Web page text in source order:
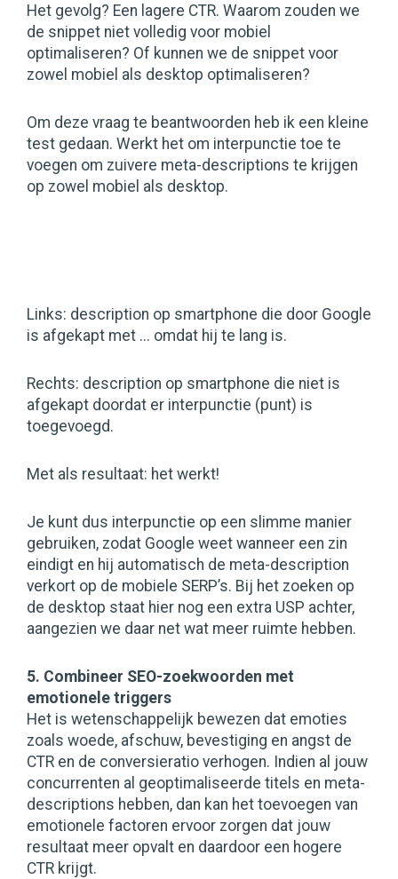
Het gevolg? Een lagere CTR. Waarom zouden we
de snippet niet volledig voor mobiel
optimaliseren? Of kunnen we de snippet voor
zowel mobiel als desktop optimaliseren?
Om deze vraag te beantwoorden heb ik een kleine
test gedaan. Werkt het om interpunctie toe te
voegen om zuivere meta-descriptions te krijgen
op zowel mobiel als desktop.
Links: description op smartphone die door Google
is afgekapt met ... omdat hij te lang is.
Rechts: description op smartphone die niet is
afgekapt doordat er interpunctie (punt) is
toegevoegd.
Met als resultaat: het werkt!
Je kunt dus interpunctie op een slimme manier
gebruiken, zodat Google weet wanneer een zin
eindigt en hij automatisch de meta-description
verkort op de mobiele SERP’s. Bij het zoeken op
de desktop staat hier nog een extra USP achter,
aangezien we daar net wat meer ruimte hebben.
5. Combineer SEO-zoekwoorden met
emotionele triggers
Het is wetenschappelijk bewezen dat emoties
zoals woede, afschuw, bevestiging en angst de
CTR en de conversieratio verhogen. Indien al jouw
concurrenten al geoptimaliseerde titels en meta-
descriptions hebben, dan kan het toevoegen van
emotionele factoren ervoor zorgen dat jouw
resultaat meer opvalt en daardoor een hogere
CTR krijgt.